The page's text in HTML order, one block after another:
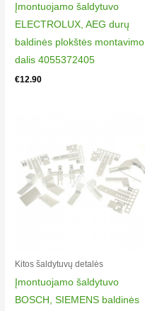
Įmontuojamo šaldytuvo
ELECTROLUX, AEG durų
baldinės plokštės montavimo
dalis 4055372405
€12.90
Kitos šaldytuvų detalės
Įmontuojamo šaldytuvo
BOSCH, SIEMENS baldinės